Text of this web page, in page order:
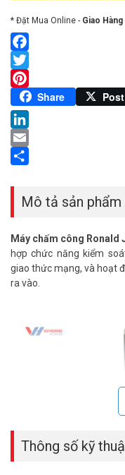
* Đặt Mua Online - Giao
Facebook
Twitter
Pinterest
Share Post
LinkedIn
Email
Mô tả sản phẩm
Máy chấm công Ronald
hợp chức năng kiểm
giao thức mạng, và hoạt
ra vào.
Thông số kỹ